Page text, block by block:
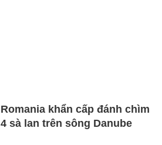
Romania khẩn cấp đánh chìm
4 sà lan trên sông Danube